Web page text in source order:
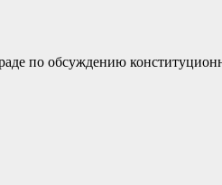
по обсуждению